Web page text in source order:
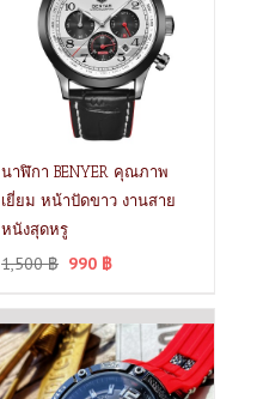
นาฬิกา BENYER คุณภาพ
เยี่ยม หน้าปัดขาว งานสาย
หนังสุดหรู
1,500฿ 990 ฿